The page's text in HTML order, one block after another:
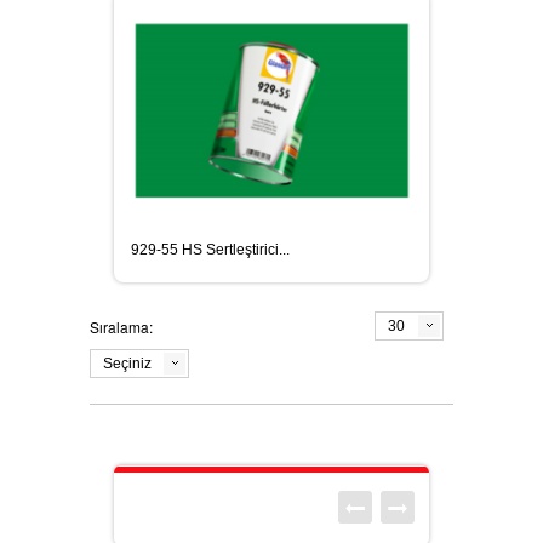
SIKALOSTOMER BITÜL KAUÇUK
ESASLI İZOLASYON MALZEMELERI
SIKAFORCE SERISI ÇIFT
KOMPONENTLI YAPISAL
CLEANER (TEMIZLEYICILER) VE
PRIMER (ASTARLAR)
929-55 HS Sertleştirici...
Sıralama:
Seçiniz
30